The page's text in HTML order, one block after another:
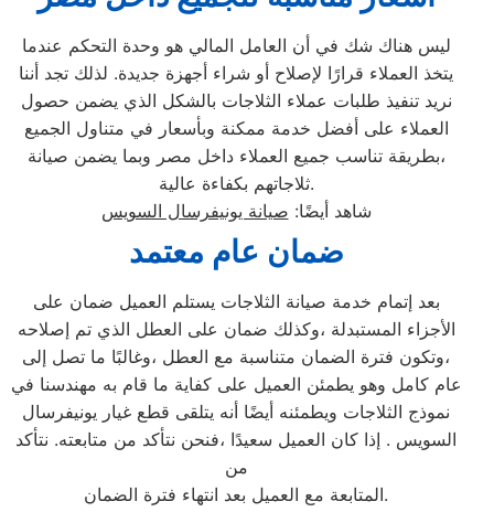
ليس هناك شك في أن العامل المالي هو وحدة التحكم عندما
يتخذ العملاء قرارًا لإصلاح أو شراء أجهزة جديدة. لذلك تجد أننا
نريد تنفيذ طلبات عملاء الثلاجات بالشكل الذي يضمن حصول
العملاء على أفضل خدمة ممكنة وبأسعار في متناول الجميع
،بطريقة تناسب جميع العملاء داخل مصر وبما يضمن صيانة
ثلاجاتهم بكفاءة عالية.
شاهد أيضًا: صيانة يونيفرسال السويس
ضمان عام معتمد
بعد إتمام خدمة صيانة الثلاجات يستلم العميل ضمان على
الأجزاء المستبدلة ،وكذلك ضمان على العطل الذي تم إصلاحه
،وتكون فترة الضمان متناسبة مع العطل ،وغالبًا ما تصل إلى
عام كامل وهو يطمئن العميل على كفاية ما قام به مهندسنا في
نموذج الثلاجات ويطمئنه أيضًا أنه يتلقى قطع غيار يونيفرسال
السويس . إذا كان العميل سعيدًا ،فنحن نتأكد من متابعته. نتأكد
من
المتابعة مع العميل بعد انتهاء فترة الضمان.